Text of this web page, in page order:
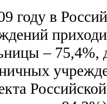
году в
– 75,4%,